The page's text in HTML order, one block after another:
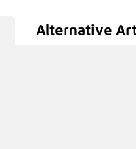
Alternative